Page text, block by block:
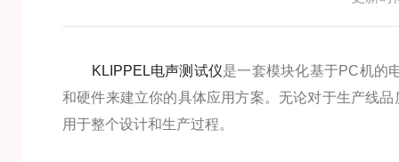
KLIPPEL电声测试仪是一套模块化基于PC机的
和硬件来建立你的具体应用方案。无论对于生产线
用于整个设计和生产过程。